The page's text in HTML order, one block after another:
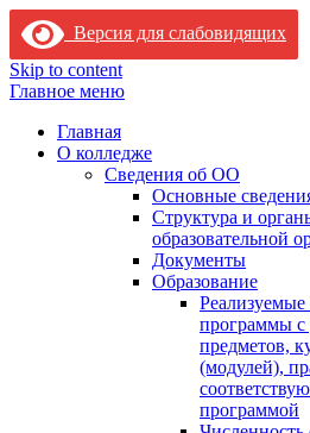
Версия для слабовидящих
Skip to content
Главное меню
Главная
О колледже
Сведения об ОО
Основные
Структура и
образовательной
Документы
Образование
Реализуемые
программы с
предметов,
(модулей),
программой